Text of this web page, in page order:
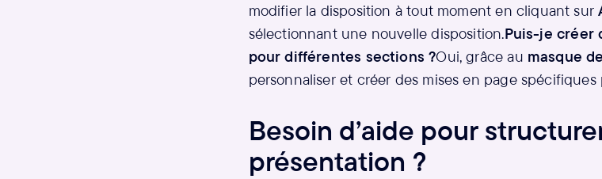
modifier la disposition à tout moment en cliquant sur
sélectionnant une nouvelle disposition.Puis-je créer
pour différentes sections ?Oui, grâce au masque
personnaliser et créer des mises en page
Besoin d’aide pour
présentation ?